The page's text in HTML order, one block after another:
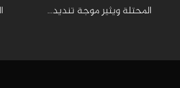
المحتلة ويثير موجة تنديد…